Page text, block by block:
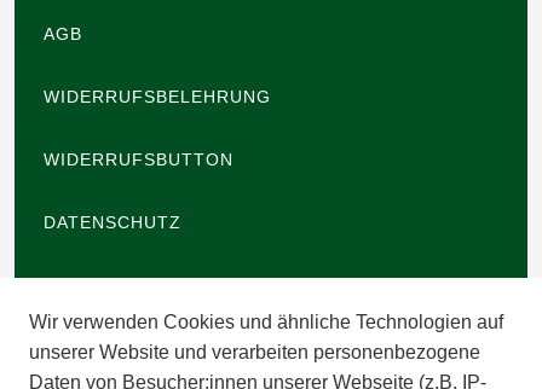
AGB
WIDERRUFSBELEHRUNG
WIDERRUFSBUTTON
DATENSCHUTZ
IMPRESSUM
Wir verwenden Cookies und ähnliche Technologien auf
unserer Website und verarbeiten personenbezogene
Daten von Besucher:innen unserer Webseite (z.B. IP-